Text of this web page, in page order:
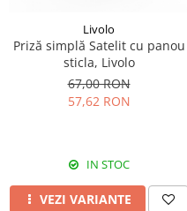
Livolo
Priză simplă Satelit cu panou
sticla, Livolo
67,00 RON
57,62 RON
IN STOC
VEZI VARIANTE